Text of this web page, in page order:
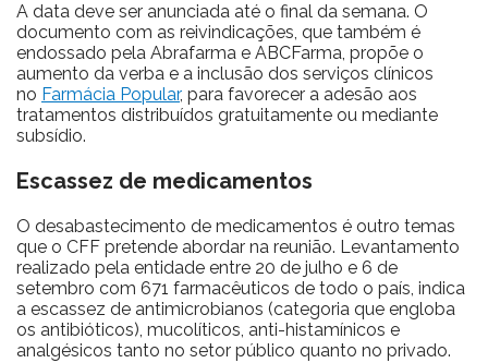
A data deve ser anunciada até o final da semana. O
documento com as reivindicações, que também é
endossado pela Abrafarma e ABCFarma, propõe o
aumento da verba e a inclusão dos serviços clínicos
no Farmácia Popular, para favorecer a adesão aos
tratamentos distribuídos gratuitamente ou mediante
subsídio.
Escassez de medicamentos
O desabastecimento de medicamentos é outro temas
que o CFF pretende abordar na reunião. Levantamento
realizado pela entidade entre 20 de julho e 6 de
setembro com 671 farmacêuticos de todo o país, indica
a escassez de antimicrobianos (categoria que engloba
os antibióticos), mucolíticos, anti-histamínicos e
analgésicos tanto no setor público quanto no privado.